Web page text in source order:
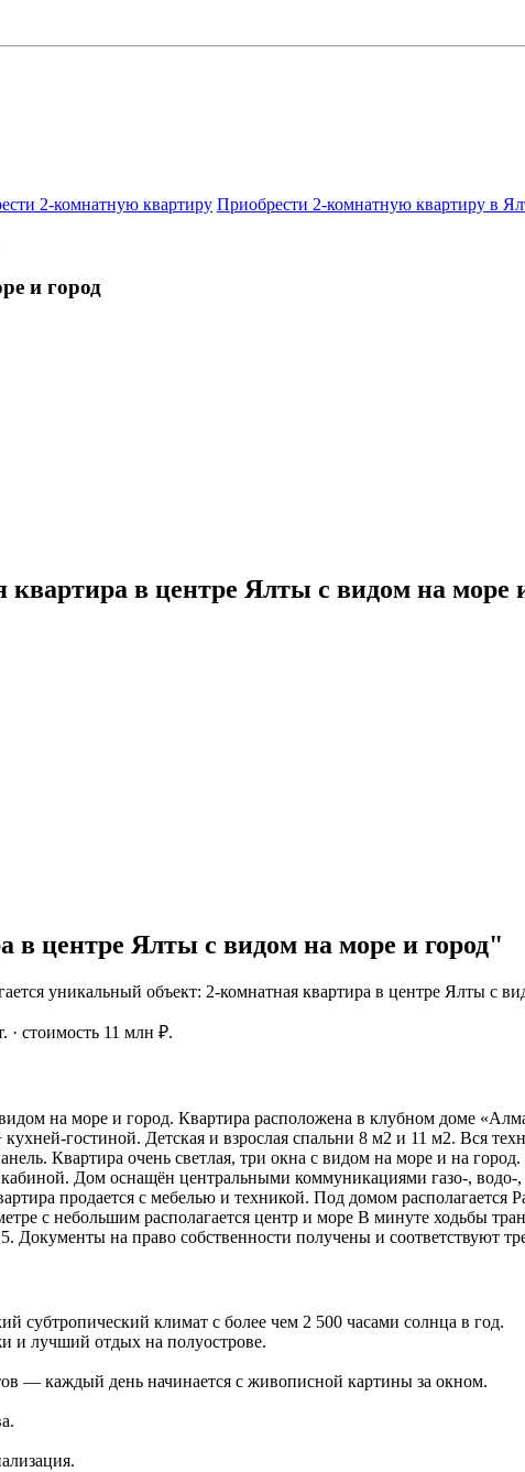
2-комнатную квартиру Приобрести 2-комнатную квартиру в
и город
в центре Ялты с видом на море
в центре Ялты с видом на море и город"
уникальный объект: 2-комнатная квартира в центре Ялты с
· стоимость 11 млн ₽.
на море и город. Квартира расположена в клубном доме
гостиной. Детская и взрослая спальни 8 м2 и 11 м2. Вся
Квартира очень светлая, три окна с видом на море и на
Дом оснащён центральными коммуникациями газо-, водо-,
продается с мебелью и техникой. Под домом
с небольшим располагается центр и море В минуте ходьбы
на право собственности получены и соответствуют
климат с более чем 2 500 часами солнца в год.
и лучший отдых на полуострове.
— каждый день начинается с живописной картины за окном.